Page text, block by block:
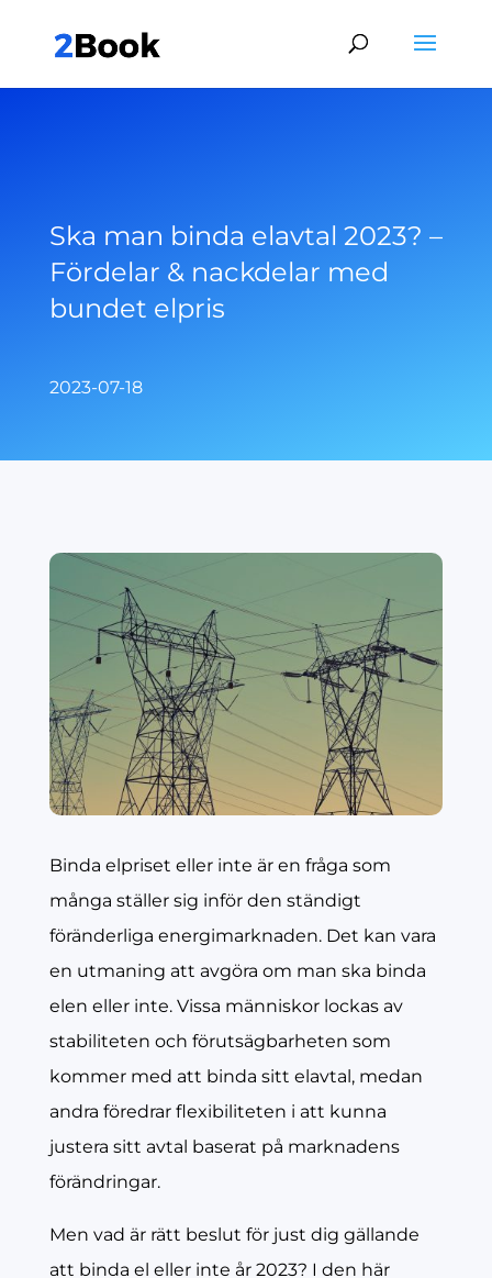
Ska man binda elavtal 2023? –
Fördelar & nackdelar med
bundet elpris
2023-07-18
Binda elpriset eller inte är en fråga som
många ställer sig inför den ständigt
föränderliga energimarknaden. Det kan vara
en utmaning att avgöra om man ska binda
elen eller inte. Vissa människor lockas av
stabiliteten och förutsägbarheten som
kommer med att binda sitt elavtal, medan
andra föredrar flexibiliteten i att kunna
justera sitt avtal baserat på marknadens
förändringar.
Men vad är rätt beslut för just dig gällande
att binda el eller inte år 2023? I den här